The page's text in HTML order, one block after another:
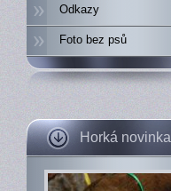
Odkazy
Foto bez psů
Horká novinka